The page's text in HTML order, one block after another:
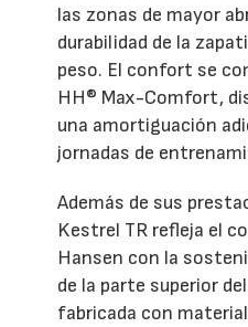
las zonas de mayor
durabilidad de la
peso. El confort se
HH® Max-Comfort,
una amortiguación
jornadas de
Además de sus
Kestrel TR refleja el
Hansen con la
de la parte superior
fabricada con